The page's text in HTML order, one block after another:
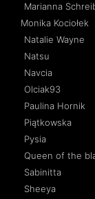
Marianna
Monika Kociołek
Natalie Wayne
Natsu
Navcia
Olciak93
Paulina Hornik
Piątkowska
Pysia
Queen of the
Sabinitta
Sheeya